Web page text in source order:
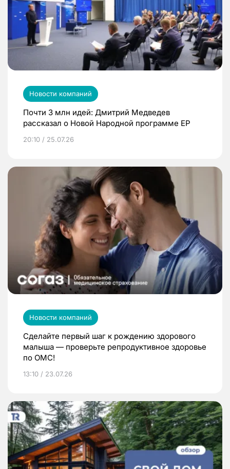
Новости компаний
Почти 3 млн идей: Дмитрий Медведев
рассказал о Новой Народной программе ЕР
20:10 / 25.07.26
Новости компаний
Сделайте первый шаг к рождению здорового
малыша — проверьте репродуктивное здоровье
по ОМС!
13:10 / 23.07.26